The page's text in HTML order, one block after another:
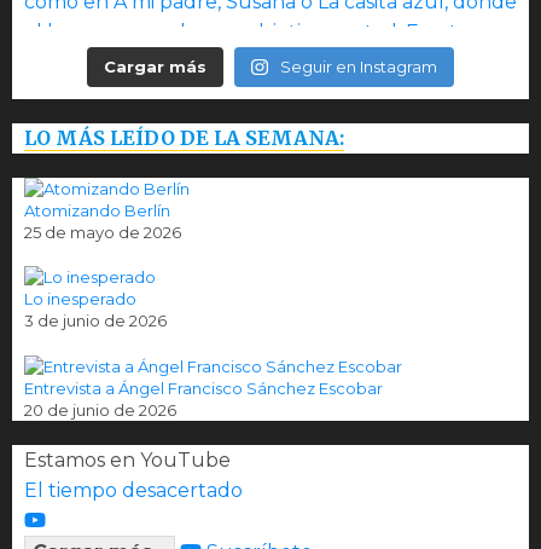
Cargar más Seguir en Instagram
LO MÁS LEÍDO DE LA SEMANA:
Atomizando Berlín
25 de mayo de 2026
Lo inesperado
3 de junio de 2026
Entrevista a Ángel Francisco Sánchez Escobar
20 de junio de 2026
Estamos en YouTube
El tiempo desacertado